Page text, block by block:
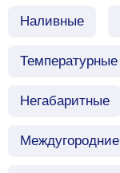
Наливные
Температурные
Негабаритные
Междугородние